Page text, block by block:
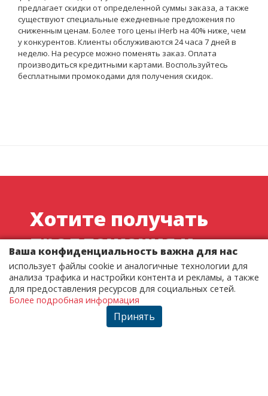
Ваша конфиденциальность важна для нас
использует файлы cookie и аналогичные технологии для
анализа трафика и настройки контента и рекламы, а также
для предоставления ресурсов для социальных сетей.
Более подробная информация
Принять
предлагает скидки от определенной суммы заказа, а также
существуют специальные ежедневные предложения по
сниженным ценам. Более того цены iHerb на 40% ниже, чем
у конкурентов. Клиенты обслуживаются 24 часа 7 дней в
неделю. На ресурсе можно поменять заказ. Оплата
производиться кредитными картами. Воспользуйтесь
бесплатными промокодами для получения скидок.
Хотите получать
предложения и
скидки по
электронной
почте?